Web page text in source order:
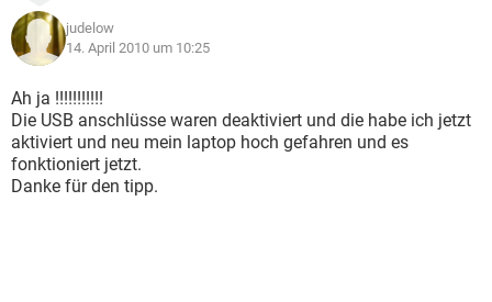
judelow
14. April 2010 um 10:25
Ah ja !!!!!!!!!!!
Die USB anschlüsse waren deaktiviert und die habe ich jetzt
aktiviert und neu mein laptop hoch gefahren und es
fonktioniert jetzt.
Danke für den tipp.